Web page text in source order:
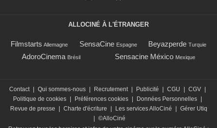
ALLOCINÉ À L'ÉTRANGER
Filmstarts Allemagne SensaCine Espagne Beyazperde Turquie
AdoroCinema Brésil Sensacine México Mexique
Contact | Qui sommes-nous | Recrutement | Publicité | CGU | CGV |
Politique de cookies | Préférences cookies | Données Personnelles |
Revue de presse
| Charte d'écriture | Les services AlloCiné | Gérer Utiq
| ©AlloCiné